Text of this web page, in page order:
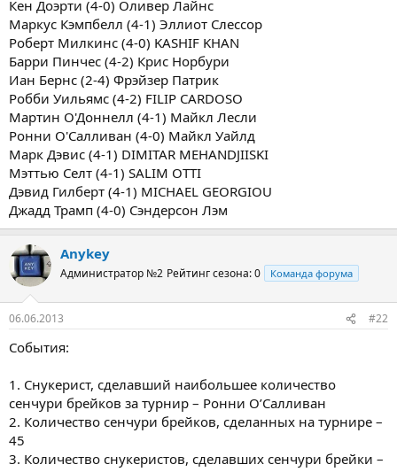
Кен Доэрти (4-0) Оливер Лайнс
Маркус Кэмпбелл (4-1) Эллиот Слессор
Роберт Милкинс (4-0) KASHIF KHAN
Барри Пинчес (4-2) Крис Норбури
Иан Бернс (2-4) Фрэйзер Патрик
Робби Уильямс (4-2) FILIP CARDOSO
Мартин О'Доннелл (4-1) Майкл Лесли
Ронни О'Салливан (4-0) Майкл Уайлд
Марк Дэвис (4-1) DIMITAR MEHANDJIISKI
Мэттью Селт (4-1) SALIM OTTI
Дэвид Гилберт (4-1) MICHAEL GEORGIOU
Джадд Трамп (4-0) Сэндерсон Лэм
Anykey
Администратор №2 Рейтинг сезона: 0 Команда форума
06.06.2013 #22
События:
1. Снукерист, сделавший наибольшее количество
сенчури брейков за турнир – Ронни О’Салливан
2. Количество сенчури брейков, сделанных на турнире –
45
3. Количество снукеристов, сделавших сенчури брейки –